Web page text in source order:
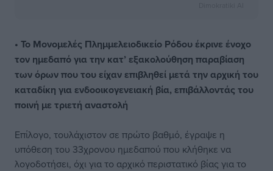
• Το Μονομελές Πλημμελειοδικείο Ρόδου έκρινε ένοχο
τον ημεδαπό για την κατ’ εξακολούθηση παραβίαση
των όρων που του είχαν επιβληθεί μετά την αρχική του
καταδίκη για ενδοοικογενειακή βία, επιβάλλοντάς του
ποινή με τριετή αναστολή
Επίλογο, τουλάχιστον σε πρώτο βαθμό, έγραψε η
υπόθεση του 33χρονου ημεδαπού που κλήθηκε να
λογοδοτήσει, όχι για το αρχικό περιστατικό βίας για το